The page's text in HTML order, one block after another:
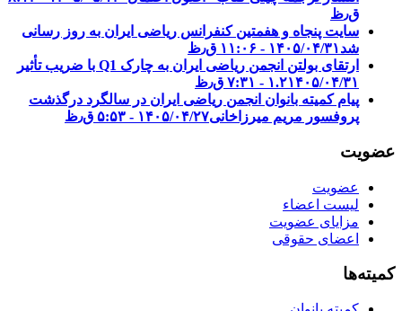
ق٫ظ
سایت پنجاه و هفمتین کنفرانس ریاضی ایران به روز رسانی
شد۱۴۰۵/۰۴/۳۱ - ۱۱:۰۶ ق٫ظ
ارتقای بولتن انجمن ریاضی ایران به چارک Q1 با ضریب تأثیر
۱.۲۱۴۰۵/۰۴/۳۱ - ۷:۳۱ ق٫ظ
پیام کمیته بانوان انجمن ریاضی ایران در سالگرد درگذشت
پروفسور مریم میرزاخانی۱۴۰۵/۰۴/۲۷ - ۵:۵۳ ق٫ظ
عضویت
عضویت
لیست اعضاء
مزایای عضویت
اعضای حقوقی
کمیته‌ها